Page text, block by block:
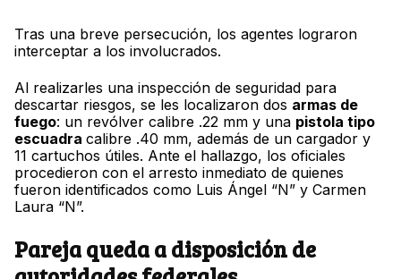
Tras una breve persecución, los agentes lograron
interceptar a los involucrados.
Al realizarles una inspección de seguridad para
descartar riesgos, se les localizaron dos armas de
fuego: un revólver calibre .22 mm y una pistola tipo
escuadra calibre .40 mm, además de un cargador y
11 cartuchos útiles. Ante el hallazgo, los oficiales
procedieron con el arresto inmediato de quienes
fueron identificados como Luis Ángel “N” y Carmen
Laura “N”.
Pareja queda a disposición de